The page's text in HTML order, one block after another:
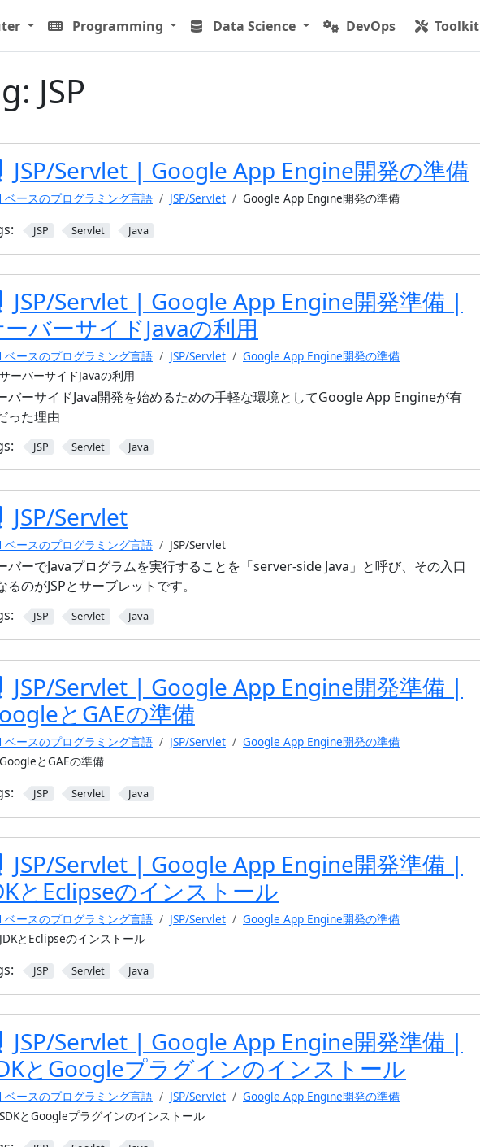
Programming Data Science DevOps Toolkit
JSP
JSP/Servlet | Google App Engine開発の準備
ベースのプログラミング言語 JSP/Servlet Google App Engine開発の準備
JSP Servlet Java
JSP/Servlet | Google App Engine開発準備 |
バーサイドJavaの利用
ベースのプログラミング言語 JSP/Servlet
Google App Engine開発の準備
サーバーサイドJavaの利用
バーサイドJava開発を始めるための手軽な環境としてGoogle App Engineが有
った理由
JSP Servlet Java
JSP/Servlet
ベースのプログラミング言語 JSP/Servlet
バーでJavaプログラムを実行することを「server-side Java」と呼び、その入口
るのがJSPとサーブレットです。
JSP Servlet Java
JSP/Servlet | Google App Engine開発準備 |
とGAEの準備
ベースのプログラミング言語 JSP/Servlet
Google App Engine開発の準備
GoogleとGAEの準備
JSP Servlet Java
JSP/Servlet | Google App Engine開発準備 |
とEclipseのインストール
ベースのプログラミング言語 JSP/Servlet
Google App Engine開発の準備
JDKとEclipseのインストール
JSP Servlet Java
JSP/Servlet | Google App Engine開発準備 |
とGoogleプラグインのインストール
ベースのプログラミング言語 JSP/Servlet
Google App Engine開発の準備
SDKとGoogleプラグインのインストール